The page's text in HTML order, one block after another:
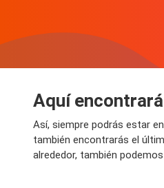
Aquí
Así, siempre podrás estar
también encontrarás el
alrededor, también